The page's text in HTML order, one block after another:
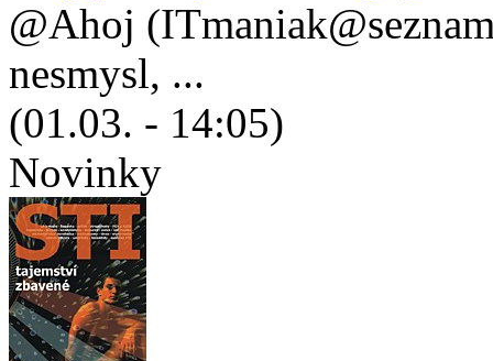
@Ahoj
nesmysl, ...
(01.03. - 14:05)
Novinky